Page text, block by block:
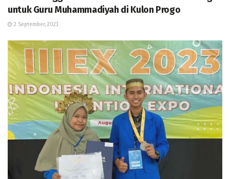
untuk Guru Muhammadiyah di Kulon Progo
2 September, 2023